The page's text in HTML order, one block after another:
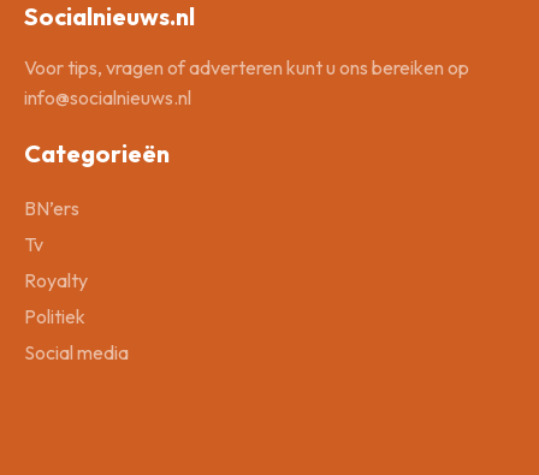
Socialnieuws.nl
Voor tips, vragen of adverteren kunt u ons bereiken op
info@socialnieuws.nl
Categorieën
BN’ers
Tv
Royalty
Politiek
Social media